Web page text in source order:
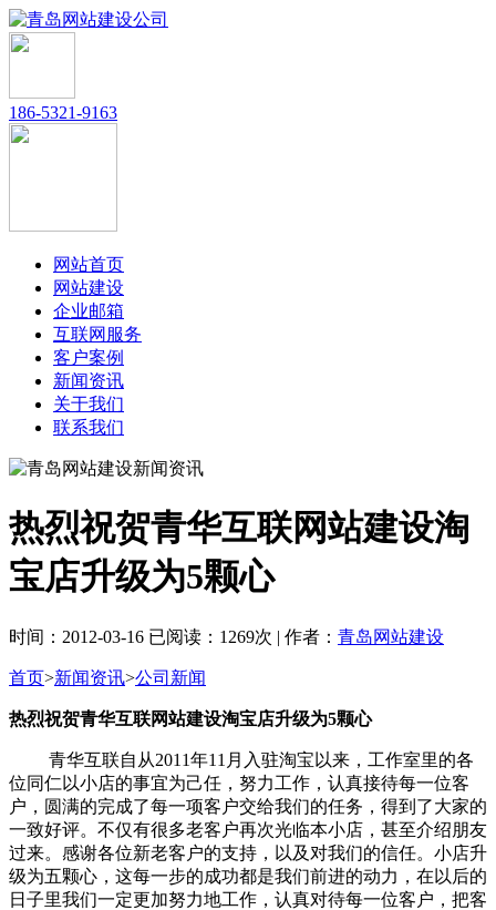
186-5321-9163
网站首页
网站建设
企业邮箱
互联网服务
客户案例
新闻资讯
关于我们
联系我们
热烈祝贺青华互联网站建设淘
宝店升级为5颗心
时间：2012-03-16 已阅读：1269次 | 作者： 青岛网站建设
首页>新闻资讯>公司新闻
热烈祝贺青华互联网站建设淘宝店升级为5颗心
青华互联自从2011年11月入驻淘宝以来，工作室里的各
位同仁以小店的事宜为己任，努力工作，认真接待每一位客
户，圆满的完成了每一项客户交给我们的任务，得到了大家的
一致好评。不仅有很多老客户再次光临本小店，甚至介绍朋友
过来。感谢各位新老客户的支持，以及对我们的信任。小店升
级为五颗心，这每一步的成功都是我们前进的动力，在以后的
日子里我们一定更加努力地工作，认真对待每一位客户，把客